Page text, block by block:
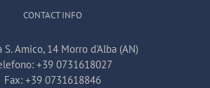
CONTACT INFO
S. Amico, 14 Morro d'Alba (AN)
+39 0731618027
Fax: +39 0731618846